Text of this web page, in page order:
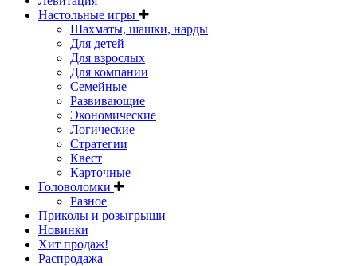
Настольные игры
Шахматы, шашки, нарды
Для детей
Для взрослых
Для компании
Семейные
Развивающие
Экономические
Логические
Стратегии
Квест
Карточные
Головоломки
Разное
Приколы и розыгрыши
Новинки
Хит продаж!
Распродажа